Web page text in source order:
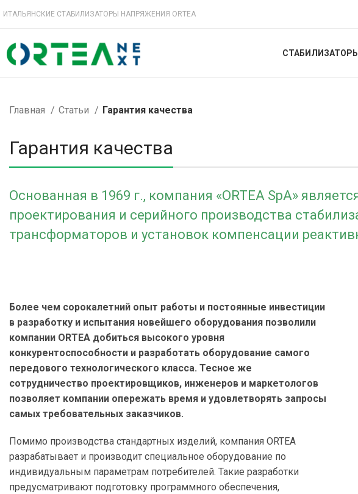
ИТАЛЬЯНСКИЕ СТАБИЛИЗАТОРЫ НАПРЯЖЕНИЯ ORTEA
СТАБИЛИЗАТОРЫ
Главная Статьи Гарантия качества
Гарантия качества
Основанная в 1969 г., компания «ORTEA SpA»
проектирования и серийного производства
трансформаторов и установок компенсации
Более чем сорокалетний опыт работы и постоянные инвестиции
в разработку и испытания новейшего оборудования позволили
компании ORTEA добиться высокого уровня
конкурентоспособности и разработать оборудование самого
передового технологического класса. Тесное же
сотрудничество проектировщиков, инженеров и маркетологов
позволяет компании опережать время и удовлетворять запросы
самых требовательных заказчиков.
Помимо производства стандартных изделий, компания ORTEA
разрабатывает и производит специальное оборудование по
индивидуальным параметрам потребителей. Такие разработки
предусматривают подготовку программного обеспечения,